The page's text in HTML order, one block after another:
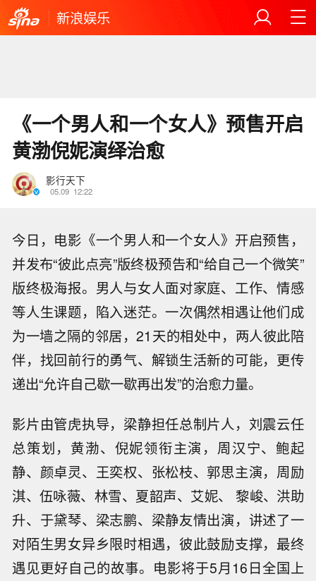
新浪娱乐
《一个男人和一个女人》预售开启
黄渤倪妮演绎治愈
影行天下
05.09 12:22
今日，电影《一个男人和一个女人》开启预售，
并发布“彼此点亮”版终极预告和“给自己一个微笑”
版终极海报。 男人与女人面对家庭、工作、情感
等人生课题，陷入迷茫。一次偶然相遇让他们成
为一墙之隔的邻居，21天的相处中，两人彼此陪
伴，找回前行的勇气、解锁生活新的可能，更传
递出“允许自己歇一歇再出发”的治愈力量。
影片由管虎执导，梁静担任总制片人，刘震云任
总策划，黄渤、倪妮领衔主演，周汉宁、鲍起
静、颜卓灵、王奕权、张松枝、郭思主演，周励
淇、伍咏薇、林雪、夏韶声、艾妮、 黎峻、洪助
升、于黛琴、梁志鹏、梁静友情出演，讲述了一
对陌生男女异乡限时相遇，彼此鼓励支撑，最终
遇见更好自己的故事。电影将于5月16日全国上